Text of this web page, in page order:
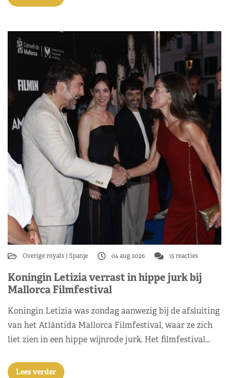
Overige royals Spanje 04 aug 2026 15 reacties
Koningin Letizia verrast in hippe jurk bij
Mallorca Filmfestival
Koningin Letizia was zondag aanwezig bij de afsluiting
van het Atlàntida Mallorca Filmfestival, waar ze zich
liet zien in een hippe wijnrode jurk. Het filmfestival…
Lees verder